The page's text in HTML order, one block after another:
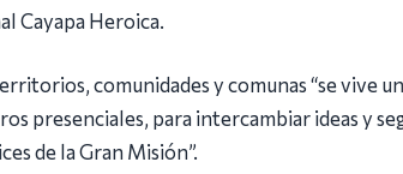
Cayapa Heroica.
comunidades y comunas “se vive
presenciales, para intercambiar ideas y
de la Gran Misión”.